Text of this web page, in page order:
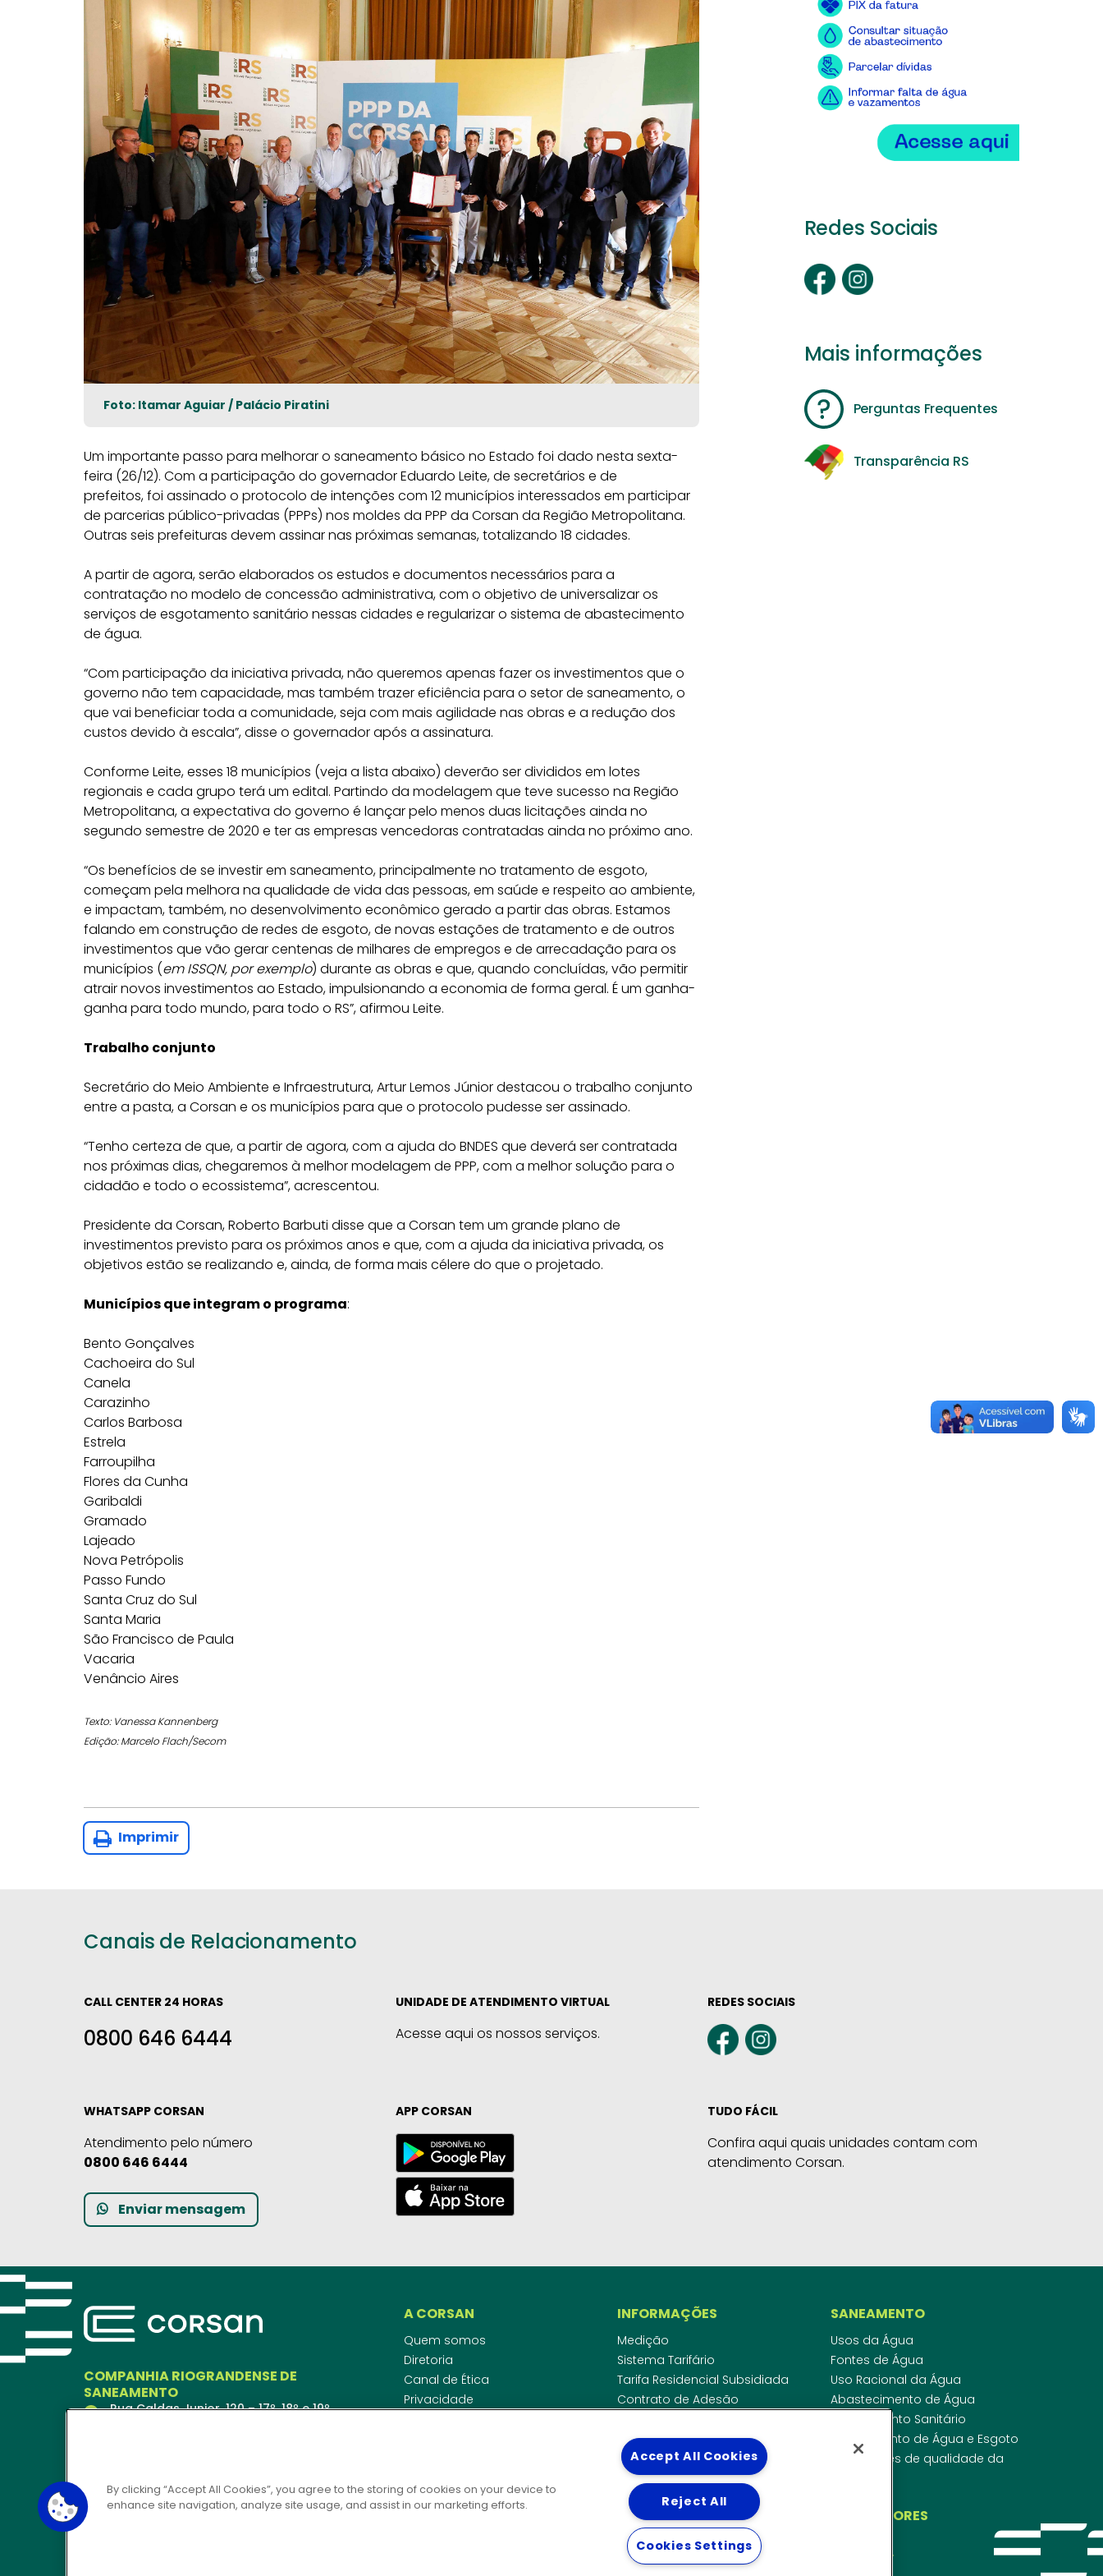
Foto: Itamar Aguiar / Palácio Piratini
Um importante passo para melhorar o saneamento básico no Estado foi dado nesta sexta-
feira (26/12). Com a participação do governador Eduardo Leite, de secretários e de
prefeitos,foi assinado o protocolo de intenções com 12 municípios interessados em participar
de parcerias público-privadas (PPPs) nos moldes da PPP da Corsan da Região Metropolitana.
Outras seis prefeituras devem assinar nas próximas semanas, totalizando 18 cidades.
A partir de agora, serão elaborados os estudos e documentos necessários para a
contratação no modelo de concessão administrativa, com o objetivo de universalizar os
serviços de esgotamento sanitário nessas cidades e regularizar o sistema de abastecimento
de água.
“Com participação da iniciativa privada, não queremos apenas fazer os investimentos que o
governo não tem capacidade, mas também trazer eficiência para o setor de saneamento, o
que vai beneficiar toda a comunidade, seja com mais agilidade nas obras e a redução dos
custos devido à escala”, disse o governador após a assinatura.
Conforme Leite, esses 18 municípios (veja a lista abaixo) deverão ser divididos em lotes
regionais e cada grupo terá um edital. Partindo da modelagem que teve sucesso na Região
Metropolitana, a expectativa do governo é lançar pelo menos duas licitações ainda no
segundo semestre de 2020 e ter as empresas vencedoras contratadas ainda no próximo ano.
“Os benefícios de se investir em saneamento, principalmente no tratamento de esgoto,
começam pela melhora na qualidade de vida das pessoas, em saúde e respeito ao ambiente,
e impactam, também, no desenvolvimento econômico gerado a partir das obras. Estamos
falando em construção de redes de esgoto, de novas estações de tratamento e de outros
investimentos que vão gerar centenas de milhares de empregos e de arrecadação para os
municípios (em ISSQN, por exemplo) durante as obras e que, quando concluídas, vão permitir
atrair novos investimentos ao Estado, impulsionando a economia de forma geral. É um ganha-
ganha para todo mundo, para todo o RS”, afirmou Leite.
Trabalho conjunto
Secretário do Meio Ambiente e Infraestrutura, Artur Lemos Júnior destacou o trabalho conjunto
entre a pasta, a Corsan e os municípios para que o protocolo pudesse ser assinado.
“Tenho certeza de que, a partir de agora, com a ajuda do BNDES que deverá ser contratada
nos próximas dias, chegaremos à melhor modelagem de PPP, com a melhor solução para o
cidadão e todo o ecossistema”, acrescentou.
Presidente da Corsan, Roberto Barbuti disse que a Corsan tem um grande plano de
investimentos previsto para os próximos anos e que, com a ajuda da iniciativa privada, os
objetivos estão se realizando e, ainda, de forma mais célere do que o projetado.
Municípios que integram o programa:
Bento Gonçalves
Cachoeira do Sul
Canela
Carazinho
Carlos Barbosa
Estrela
Farroupilha
Flores da Cunha
Garibaldi
Gramado
Lajeado
Nova Petrópolis
Passo Fundo
Santa Cruz do Sul
Santa Maria
São Francisco de Paula
Vacaria
Venâncio Aires
Texto: Vanessa Kannenberg
Edição: Marcelo Flach/Secom
Imprimir
Redes Sociais
Mais informações
Perguntas Frequentes
Transparência RS
Canais de Relacionamento
CALL CENTER 24 HORAS
0800 646 6444
UNIDADE DE ATENDIMENTO VIRTUAL
Acesse aqui os nossos serviços.
REDES SOCIAIS
WHATSAPP CORSAN
Atendimento pelo número
0800 646 6444
Enviar mensagem
APP CORSAN TUDO FÁCIL
Confira aqui quais unidades contam com
atendimento Corsan.
COMPANHIA RIOGRANDENSE DE
SANEAMENTO
Rua Caldas Junior, 120 – 17º, 18º e 19º
CORSAN 24H
A CORSAN
Quem somos
Diretoria
Canal de Ética
Privacidade
Notícias
INFORMAÇÕES
Medição
Sistema Tarifário
Tarifa Residencial Subsidiada
Contrato de Adesão
Agências Reguladoras
Cobrança pela Disponibilidade
Padrão de Ligação de Água
Guia Cadastro Técnico
DIRETORIAS
SANEAMENTO
Usos da Água
Fontes de Água
Uso Racional da Água
Abastecimento de Água
Esgotamento Sanitário
Regulamento de Água e Esgoto
Indicadores de qualidade da
INVESTIDORES
WEBMAIL
By clicking “Accept All Cookies”, you agree to the storing of cookies on your device to
enhance site navigation, analyze site usage, and assist in our marketing efforts.
Accept All Cookies
Reject All
Cookies Settings